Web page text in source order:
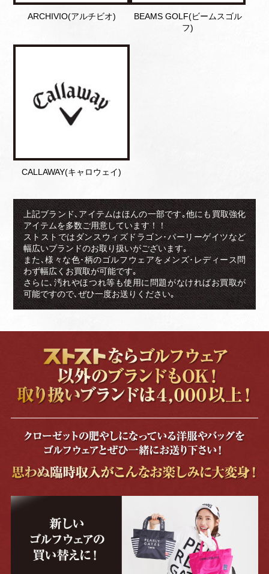
ARCHIVIO(アルチビオ)
BEAMS GOLF(ビームスゴル
フ)
CALLAWAY(キャロウェイ)
上記ブランド､アイテムはほんの一部です｡他にも買取強化
アイテムを多数ご用意しています！！
ストストではダンスウィズドラゴン･パーリーゲイツなど
幅広いブランドのお取り扱いがございます｡
また､様々な色･柄のゴルフウェアをメンズ･レディース問
わず幅広くお買取が可能です｡
さらに､汚れやほつれ等も使用に問題がなければお買取が
可能ですので､ぜひ一度お送りください｡